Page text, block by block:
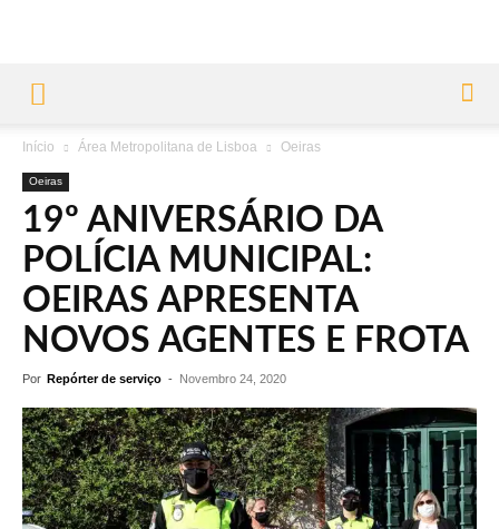
Início Área Metropolitana de Lisboa Oeiras
Oeiras
19º ANIVERSÁRIO DA
POLÍCIA MUNICIPAL:
OEIRAS APRESENTA
NOVOS AGENTES E FROTA
Por Repórter de serviço - Novembro 24, 2020